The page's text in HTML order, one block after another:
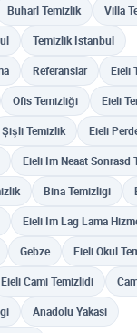
Buharl Temizlik Villa
Temizlik Istanbul
Referanslar Eieli
Ofis Temizliği Eieli
Şişli Temizlik Eieli
Eieli Im Neaat Sonrasd
Bina Temizligi
Eieli Im Lag Lama
Gebze Eieli Okul
Eieli Cami Temizlidi
Anadolu Yakasi